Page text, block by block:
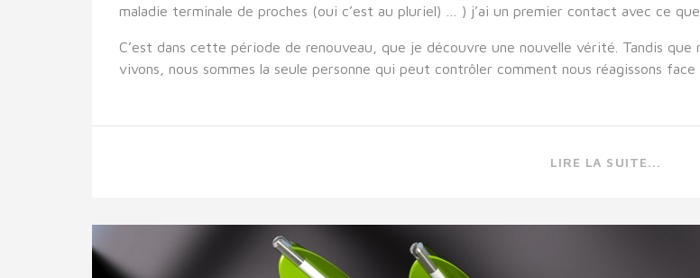
maladie terminale de proches (oui c’est au pluriel) … ) j’ai un premier contact avec ce
C’est dans cette période de renouveau, que je découvre une nouvelle vérité. Tandis que
vivons, nous sommes la seule personne qui peut contrôler comment nous réagissons face
LIRE LA SUITE...